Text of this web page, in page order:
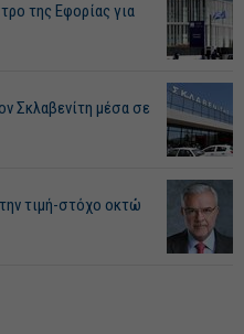
της Εφορίας για
Σκλαβενίτη μέσα σε
τιμή-στόχο οκτώ